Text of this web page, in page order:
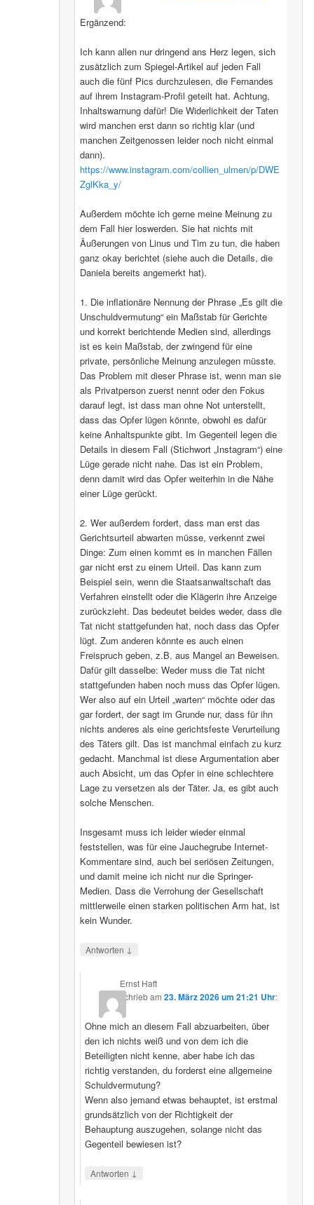
Ergänzend:
Ich kann allen nur dringend ans Herz legen, sich
zusätzlich zum Spiegel-Artikel auf jeden Fall
auch die fünf Pics durchzulesen, die Fernandes
auf ihrem Instagram-Profil geteilt hat. Achtung,
Inhaltswarnung dafür! Die Widerlichkeit der Taten
wird manchen erst dann so richtig klar (und
manchen Zeitgenossen leider noch nicht einmal
dann).
https://www.instagram.com/collien_ulmen/p/DWE
ZglKka_y/
Außerdem möchte ich gerne meine Meinung zu
dem Fall hier loswerden. Sie hat nichts mit
Äußerungen von Linus und Tim zu tun, die haben
ganz okay berichtet (siehe auch die Details, die
Daniela bereits angemerkt hat).
1. Die inflationäre Nennung der Phrase „Es gilt die
Unschuldvermutung“ ein Maßstab für Gerichte
und korrekt berichtende Medien sind, allerdings
ist es kein Maßstab, der zwingend für eine
private, persönliche Meinung anzulegen müsste.
Das Problem mit dieser Phrase ist, wenn man sie
als Privatperson zuerst nennt oder den Fokus
darauf legt, ist dass man ohne Not unterstellt,
dass das Opfer lügen könnte, obwohl es dafür
keine Anhaltspunkte gibt. Im Gegenteil legen die
Details in diesem Fall (Stichwort „Instagram“) eine
Lüge gerade nicht nahe. Das ist ein Problem,
denn damit wird das Opfer weiterhin in die Nähe
einer Lüge gerückt.
2. Wer außerdem fordert, dass man erst das
Gerichtsurteil abwarten müsse, verkennt zwei
Dinge: Zum einen kommt es in manchen Fällen
gar nicht erst zu einem Urteil. Das kann zum
Beispiel sein, wenn die Staatsanwaltschaft das
Verfahren einstellt oder die Klägerin ihre Anzeige
zurückzieht. Das bedeutet beides weder, dass die
Tat nicht stattgefunden hat, noch dass das Opfer
lügt. Zum anderen könnte es auch einen
Freispruch geben, z.B. aus Mangel an Beweisen.
Dafür gilt dasselbe: Weder muss die Tat nicht
stattgefunden haben noch muss das Opfer lügen.
Wer also auf ein Urteil „warten“ möchte oder das
gar fordert, der sagt im Grunde nur, dass für ihn
nichts anderes als eine gerichtsfeste Verurteilung
des Täters gilt. Das ist manchmal einfach zu kurz
gedacht. Manchmal ist diese Argumentation aber
auch Absicht, um das Opfer in eine schlechtere
Lage zu versetzen als der Täter. Ja, es gibt auch
solche Menschen.
Insgesamt muss ich leider wieder einmal
feststellen, was für eine Jauchegrube Internet-
Kommentare sind, auch bei seriösen Zeitungen,
und damit meine ich nicht nur die Springer-
Medien. Dass die Verrohung der Gesellschaft
mittlerweile einen starken politischen Arm hat, ist
kein Wunder.
Antworten ↓
Ernst Haft
schriebam23. März 2026 um 21:21 Uhr:
Ohne mich an diesem Fall abzuarbeiten, über
den ich nichts weiß und von dem ich die
Beteiligten nicht kenne, aber habe ich das
richtig verstanden, du forderst eine allgemeine
Schuldvermutung?
Wenn also jemand etwas behauptet, ist erstmal
grundsätzlich von der Richtigkeit der
Behauptung auszugehen, solange nicht das
Gegenteil bewiesen ist?
Antworten ↓